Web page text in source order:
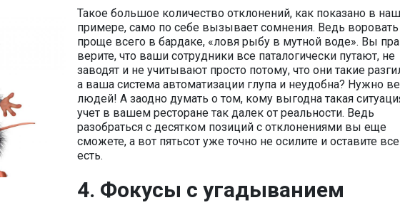
Такое большое количество отклонений, как показано в
примере, само по себе вызывает сомнения. Ведь воровать
проще всего в бардаке, «ловя рыбу в мутной воде». Вы
верите, что ваши сотрудники все паталогически путают, не
заводят и не учитывают просто потому, что они такие
а ваша система автоматизации глупа и неудобна? Нужно
людей! А заодно думать о том, кому выгодна такая
учет в вашем ресторане так далек от реальности. Ведь
разобраться с десятком позиций с отклонениями вы еще
сможете, а вот пятьсот уже точно не осилите и оставите
есть.
4. Фокусы с угадыванием